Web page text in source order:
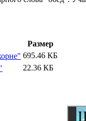
Размер
695.46 КБ
22.36 КБ